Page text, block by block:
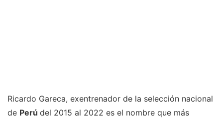
Ricardo Gareca, exentrenador de la selección nacional
de Perú del 2015 al 2022 es el nombre que más